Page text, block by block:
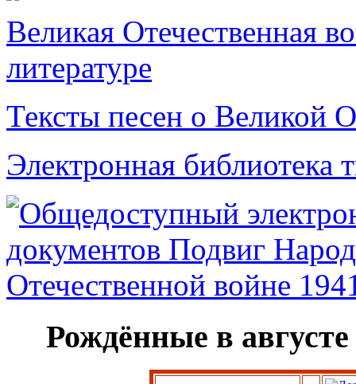
Великая Отечественная
литературе
Тексты песен о Великой
Электронная библиотека
Рождённые в августе